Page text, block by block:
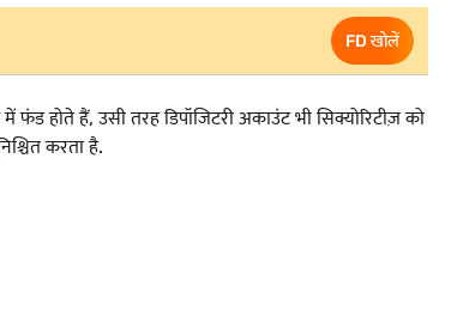
FD खोलें
होते हैं, उसी तरह डिपॉजिटरी अकाउंट भी सिक्योरिटीज़ को
करता है.